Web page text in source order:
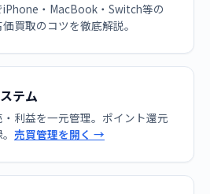
iPhone・MacBook・Switch等の
買取のコツを徹底解説。
テム
利益を一元管理。ポイント還元
売買管理を開く →